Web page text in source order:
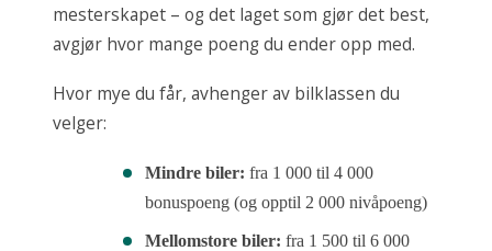
mesterskapet – og det laget som gjør det best,
avgjør hvor mange poeng du ender opp med.
Hvor mye du får, avhenger av bilklassen du
velger:
Mindre biler: fra 1 000 til 4 000
bonuspoeng (og opptil 2 000 nivåpoeng)
Mellomstore biler: fra 1 500 til 6 000